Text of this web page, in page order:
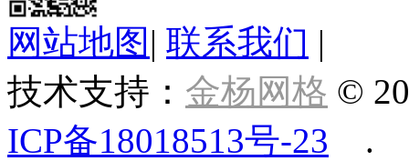
网站地图 | 联系我们 |
技术支持： 金杨网格 ©
ICP备18018513号-23 .